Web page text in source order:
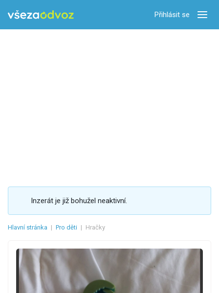
Přihlásit se
Inzerát je již bohužel neaktivní.
Hlavní stránka | Pro děti | Hračky